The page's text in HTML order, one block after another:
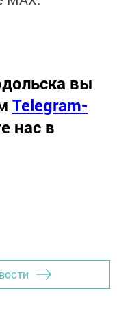
вы
Telegram-
нас в